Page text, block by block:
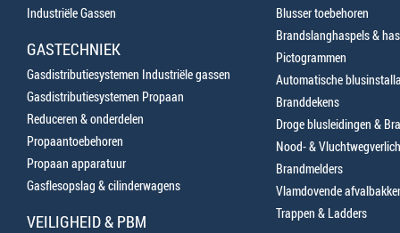
Industriële Gassen
GASTECHNIEK
Gasdistributiesystemen Industriële gassen
Gasdistributiesystemen Propaan
Reduceren & onderdelen
Propaantoebehoren
Propaan apparatuur
Gasflesopslag & cilinderwagens
VEILIGHEID & PBM
Blusser toebehoren
Brandslanghaspels &
Pictogrammen
Automatische
Branddekens
Droge blusleidingen &
Nood- &
Brandmelders
Vlamdovende
Trappen & Ladders